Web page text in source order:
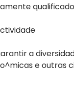
a
e outras